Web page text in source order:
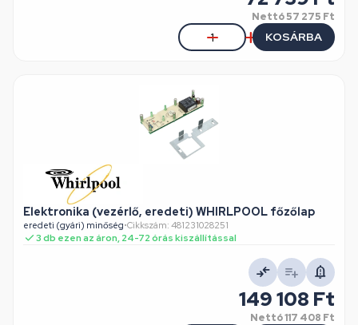
Nettó57 275 Ft
KOSÁRBA
Elektronika (vezérlő, eredeti) WHIRLPOOL főzőlap
eredeti (gyári) minőség•Cikkszám: 481231028251
3 db ezen az áron, 24-72 órás kiszállítással
149 108 Ft
Nettó117 408 Ft